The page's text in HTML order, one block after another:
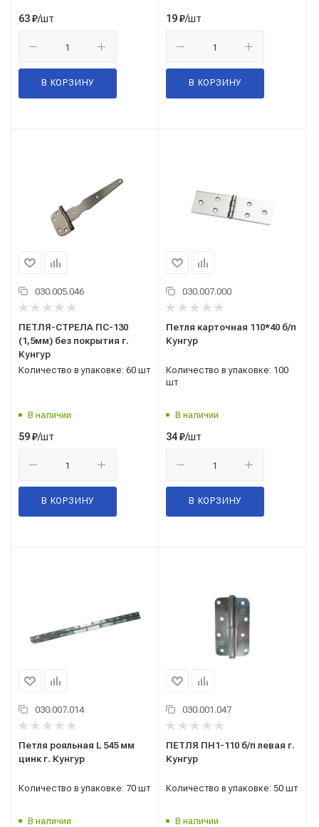
63₽/шт
В КОРЗИНУ
19₽/шт
В КОРЗИНУ
030.005.046
ПЕТЛЯ-СТРЕЛА ПС-130
(1,5мм) без покрытия г.
Кунгур
Количество в упаковке: 60 шт
В наличии
59₽/шт
В КОРЗИНУ
030.007.000
Петля карточная 110*40 б/п
Кунгур
Количество в упаковке: 100
шт
В наличии
34₽/шт
В КОРЗИНУ
030.007.014
Петля рояльная L 545 мм
цинк г. Кунгур
Количество в упаковке: 70 шт
В наличии
030.001.047
ПЕТЛЯ ПН1-110 б/п левая г.
Кунгур
Количество в упаковке: 50 шт
В наличии